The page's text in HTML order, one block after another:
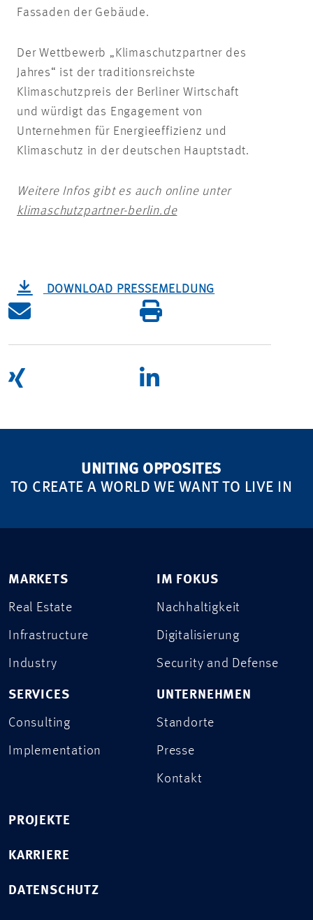
Fassaden der Gebäude.
Der Wettbewerb „Klimaschutzpartner des
Jahres“ ist der traditionsreichste
Klimaschutzpreis der Berliner Wirtschaft
und würdigt das Engagement von
Unternehmen für Energieeffizienz und
Klimaschutz in der deutschen Hauptstadt.
Weitere Infos gibt es auch online unter
klimaschutzpartner-berlin.de
DOWNLOAD PRESSEMELDUNG
UNITING OPPOSITES
TO CREATE A WORLD WE WANT TO LIVE IN
MARKETS
Real Estate
Infrastructure
Industry
SERVICES
Consulting
Implementation
IM FOKUS
Nachhaltigkeit
Digitalisierung
Security and Defense
UNTERNEHMEN
Standorte
Presse
Kontakt
PROJEKTE
KARRIERE
DATENSCHUTZ